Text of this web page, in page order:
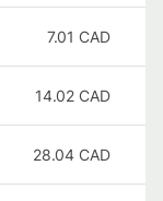
7.01 CAD
14.02 CAD
28.04 CAD